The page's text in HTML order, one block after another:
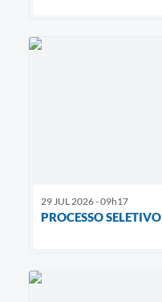
29 JUL 2026 - 09h17
PROCESSO SELETIVO